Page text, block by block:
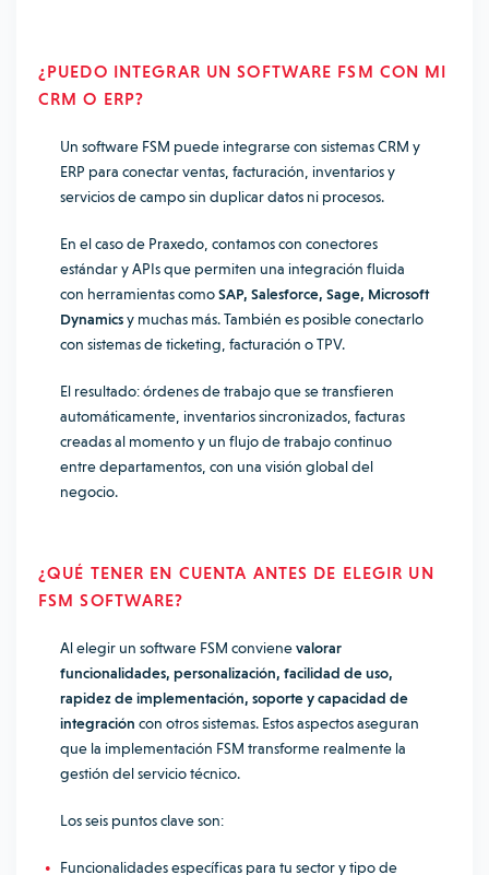
¿PUEDO INTEGRAR UN SOFTWARE FSM CON MI
CRM O ERP?
Un software FSM puede integrarse con sistemas CRM y
ERP para conectar ventas, facturación, inventarios y
servicios de campo sin duplicar datos ni procesos.
En el caso de Praxedo, contamos con conectores
estándar y APIs que permiten una integración fluida
con herramientas comoSAP, Salesforce, Sage, Microsoft
Dynamicsy muchas más. También es posible conectarlo
con sistemas de ticketing, facturación o TPV.
El resultado: órdenes de trabajo que se transfieren
automáticamente, inventarios sincronizados, facturas
creadas al momento y un flujo de trabajo continuo
entre departamentos, con una visión global del
negocio.
¿QUÉ TENER EN CUENTA ANTES DE ELEGIR UN
FSM SOFTWARE?
Al elegir un software FSM convienevalorar
funcionalidades, personalización, facilidad de uso,
rapidez de implementación, soporte y capacidad de
integración con otros sistemas. Estos aspectos aseguran
que la implementación FSM transforme realmente la
gestión del servicio técnico.
Los seis puntos clave son:
Funcionalidades específicas para tu sector y tipo de